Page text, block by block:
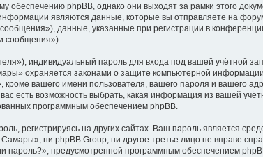
phpBB, однако они выходят за рамки этого
являются данные, которые вы отправляете на
данные, указанные при регистрации в
сообщения»).
индивидуальный пароль для входа под вашей учётной
охраняется законами о защите компьютерной
вашего имени пользователя, вашего пароля и вашего
есть возможность выбрать, какая информация из вашей
программным обеспечением phpBB.
регистрируясь на других сайтах. Ваш пароль является
ни phpBB Group, ни другое третье лицо не вправе
пароль?», предусмотренной программным обеспечением